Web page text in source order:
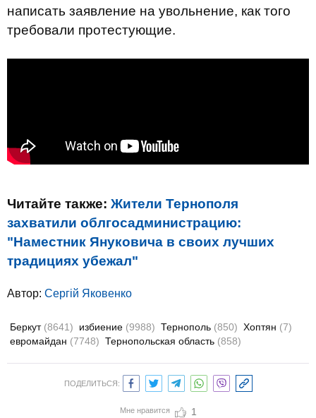
написать заявление на увольнение, как того
требовали протестующие.
Читайте также: Жители Тернополя
захватили облгосадминистрацию:
"Наместник Януковича в своих лучших
традициях убежал"
Автор: Сергій Яковенко
Беркут (8641) избиение (9988) Тернополь (850) Хоптян (7)
евромайдан (7748) Тернопольская область (858)
ПОДЕЛИТЬСЯ:
Мне нравится 1